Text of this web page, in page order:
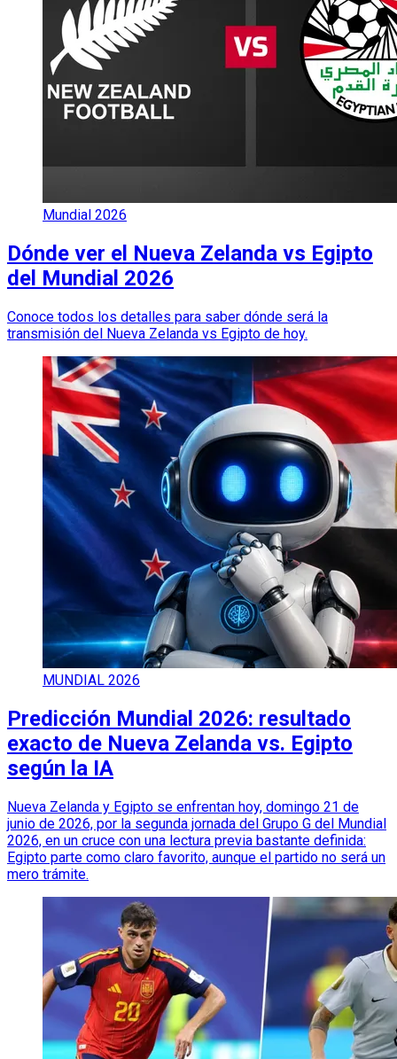
Mundial 2026
Dónde ver el Nueva Zelanda vs Egipto
del Mundial 2026
Conoce todos los detalles para saber dónde será la
transmisión del Nueva Zelanda vs Egipto de hoy.
MUNDIAL 2026
Predicción Mundial 2026: resultado
exacto de Nueva Zelanda vs. Egipto
según la IA
Nueva Zelanda y Egipto se enfrentan hoy, domingo 21 de
junio de 2026, por la segunda jornada del Grupo G del Mundial
2026, en un cruce con una lectura previa bastante definida:
Egipto parte como claro favorito, aunque el partido no será un
mero trámite.